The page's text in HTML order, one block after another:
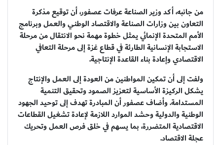
من جانبه، أكد وزير الصناعة عرفات عصفور، أن توقيع مذكرة
التعاون بين وزارات الصناعة والاقتصاد الوطني والعمل وبرنامج
الأمم المتحدة الإنمائي يمثل خطوة مهمة نحو الانتقال من مرحلة
الاستجابة الإنسانية الطارئة في قطاع غزة إلى مرحلة التعافي
الاقتصادي وإعادة بناء القاعدة الإنتاجية.
ولفت إلى أن تمكين المواطنين من العودة إلى العمل والإنتاج
يشكل الركيزة الأساسية لتعزيز الصمود وتحقيق التنمية
المستدامة. وأضاف عصفور أن المبادرة تهدف إلى توحيد الجهود
الوطنية والدولية وحشد الموارد اللازمة لإعادة تشغيل القطاعات
الاقتصادية المتضررة، بما يسهم في خلق فرص العمل وتحريك
عجلة الاقتصاد.